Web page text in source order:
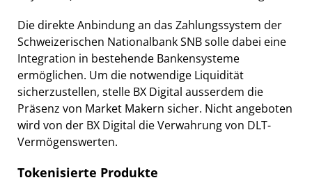
Die direkte Anbindung an das Zahlungssystem der
Schweizerischen Nationalbank SNB solle dabei eine
Integration in bestehende Bankensysteme
ermöglichen. Um die notwendige Liquidität
sicherzustellen, stelle BX Digital ausserdem die
Präsenz von Market Makern sicher. Nicht angeboten
wird von der BX Digital die Verwahrung von DLT-
Vermögenswerten.
Tokenisierte Produkte